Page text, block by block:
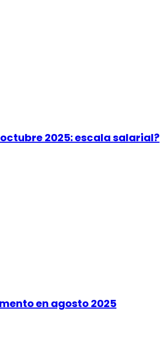
2025: escala salarial?
en agosto 2025